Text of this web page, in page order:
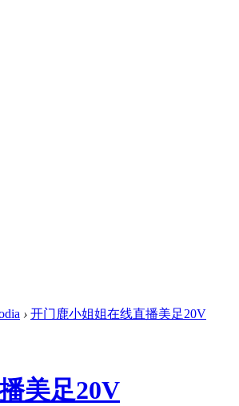
› 开门鹿小姐姐在线直播美足20V
美足20V